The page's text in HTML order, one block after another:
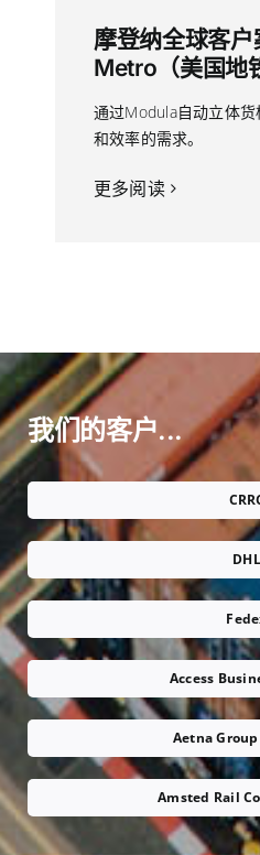
摩登纳全球客户
Metro（美国地
通过Modula自动立体
和效率的需求。
更多阅读
我们的客户...
DHL
Access
Aetna Group
Amsted Rail